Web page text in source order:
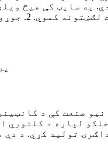
په سایټ کې هیڅ
ستاسو
صنعت کې د
لپاره د کلتوري
تولید کړي. د